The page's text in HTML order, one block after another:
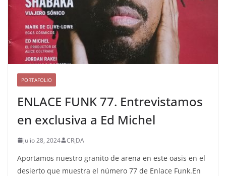
PORTAFOLIO
ENLACE FUNK 77. Entrevistamos
en exclusiva a Ed Michel
julio 28, 2024 CR¡DA
Aportamos nuestro granito de arena en este oasis en el
desierto que muestra el número 77 de Enlace Funk.En